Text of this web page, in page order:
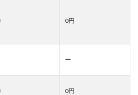
0円
ー
0円